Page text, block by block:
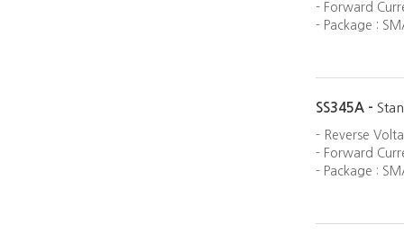
- Forward
- Package :
SS345A -
- Reverse
- Forward
- Package :